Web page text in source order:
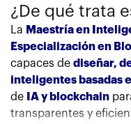
¿De qué trata
La Maestría en
Especialización en
capaces de diseñar,
inteligentes basadas
de
IA y blockchain
transparentes y